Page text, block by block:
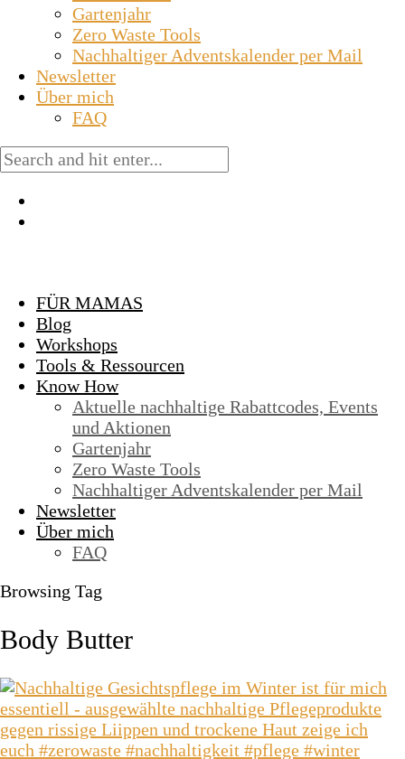
Gartenjahr
Zero Waste Tools
Nachhaltiger Adventskalender per Mail
Newsletter
Über mich
FAQ
FÜR MAMAS
Blog
Workshops
Tools & Ressourcen
Know How
Aktuelle nachhaltige Rabattcodes, Events
und Aktionen
Gartenjahr
Zero Waste Tools
Nachhaltiger Adventskalender per Mail
Newsletter
Über mich
FAQ
Browsing Tag
Body Butter